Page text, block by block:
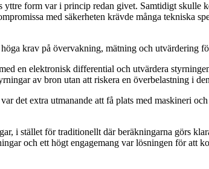
form var i princip redan givet. Samtidigt skulle
med säkerheten krävde många tekniska
krav på övervakning, mätning och utvärdering
en elektronisk differential och utvärdera
av bron utan att riskera en överbelastning i
det extra utmanande att få plats med maskineri
i stället för traditionellt där beräkningarna görs
och ett högt engagemang var lösningen för att